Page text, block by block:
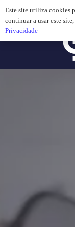
Este site utiliza cookies
continuar a usar este
Privacidade